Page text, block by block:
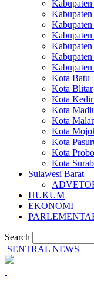
Kabupaten
Kabupaten
Kabupaten
Kota Batu
Kota Blitar
Kota
Kota
Kota
Kota
Kota
Kota
Kota
Sulawesi Barat
HUKUM
EKONOMI
Search
SENTRAL NEWS